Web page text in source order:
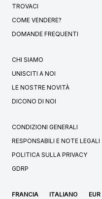
TROVACI
COME VENDERE?
DOMANDE FREQUENTI
CHI SIAMO
UNISCITI A NOI
LE NOSTRE NOVITÀ
DICONO DI NOI
CONDIZIONI GENERALI
RESPONSABILI E NOTE LEGALI
POLITICA SULLA PRIVACY
GDRP
FRANCIA ITALIANO EUR